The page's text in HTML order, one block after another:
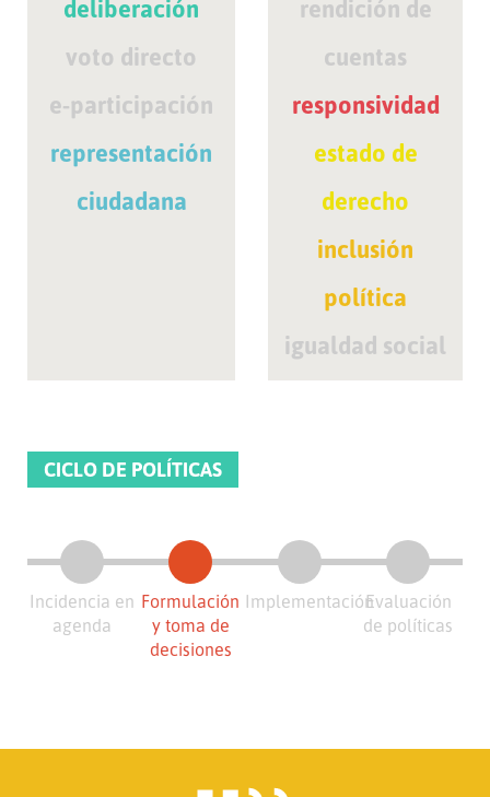
deliberación
voto directo
e-participación
representación
ciudadana
rendición de
cuentas
responsividad
estado de
derecho
inclusión
política
igualdad social
CICLO DE POLÍTICAS
Incidencia en
agenda
Formulación
y toma de
decisiones
ImplementaciónEvaluación
de políticas